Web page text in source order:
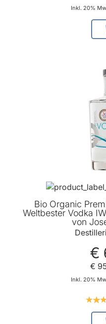
Inkl. 20%
Bio Organic
Weltbester Vodka
von
€
Inkl. 20%
€